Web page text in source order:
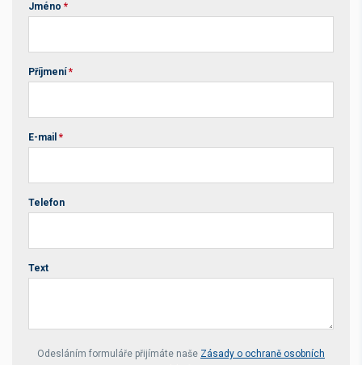
Jméno *
Příjmení *
E-mail *
Telefon
Text
Your website *
Odesláním formuláře přijímáte naše Zásady o ochraně osobních